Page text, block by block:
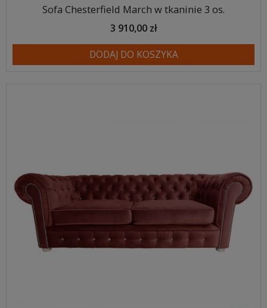
Sofa Chesterfield March w tkaninie 3 os.
3 910,00 zł
DODAJ DO KOSZYKA